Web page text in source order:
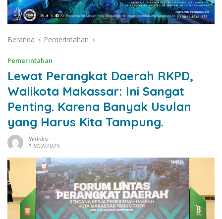
Beranda Pemerintahan
Pemerintahan
Lewat Perangkat Daerah RKPD,
Walikota Makassar: Ini Sangat
Penting. Karena Banyak Usulan
yang Harus Kita Tampung.
Redaksi
13/02/2025